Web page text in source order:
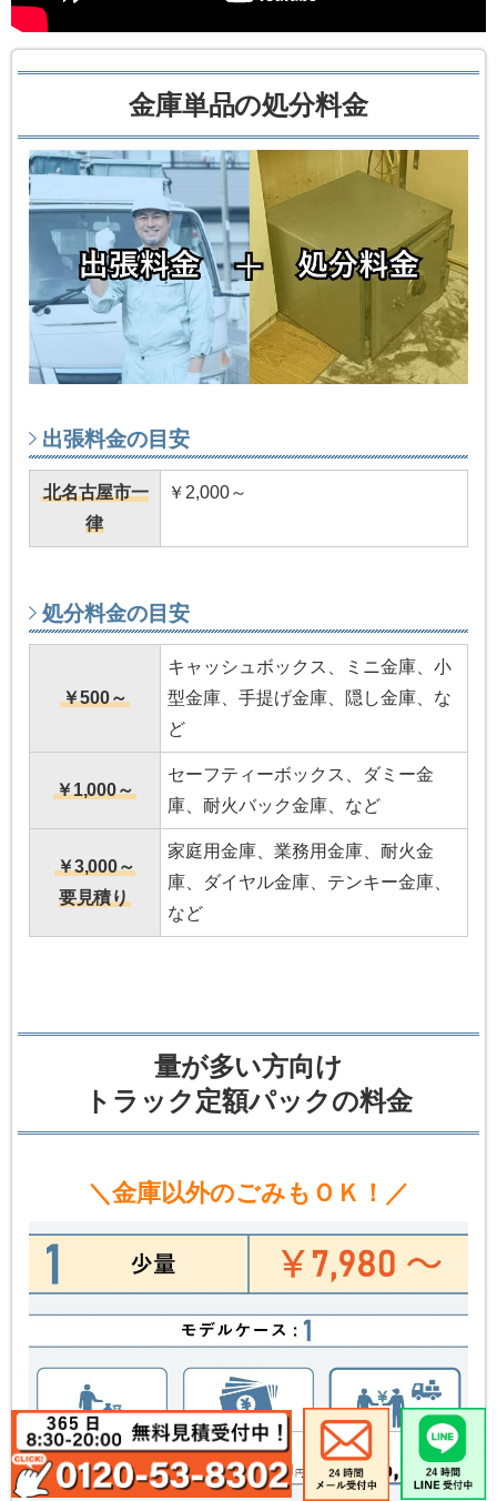
金庫単品の処分料金
出張料金の目安
北名古屋市一
律
￥2,000～
処分料金の目安
￥500～
キャッシュボックス、ミニ金庫、小
型金庫、手提げ金庫、隠し金庫、な
ど
￥1,000～
セーフティーボックス、ダミー金
庫、耐火バック金庫、など
￥3,000～
要見積り
家庭用金庫、業務用金庫、耐火金
庫、ダイヤル金庫、テンキー金庫、
など
量が多い方向け
トラック定額パックの料金
＼金庫以外のごみもＯＫ！／